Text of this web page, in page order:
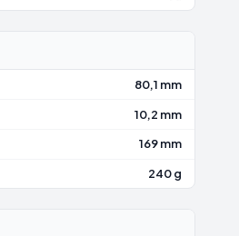
80,1 mm
10,2 mm
169 mm
240 g